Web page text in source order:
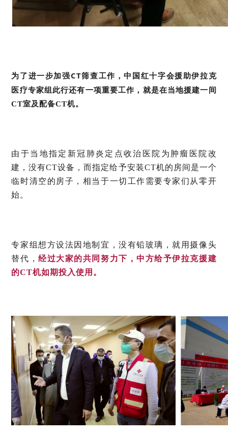
为了进一步加强CT筛查工作，中国红十字会援助伊拉克
医疗专家组此行还有一项重要工作，就是在当地援建一间
CT室及配备CT机。
由于当地指定新冠肺炎定点收治医院为肿瘤医院改
建，没有CT设备，而指定给予安装CT机的房间是一个
临时清空的房子，相当于一切工作需要专家们从零开
始。
专家组想方设法因地制宜，没有铅玻璃，就用摄像头
替代，经过大家的共同努力下，中方给予伊拉克援建
的CT机如期投入使用。